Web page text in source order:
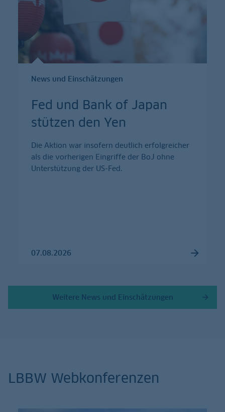
News und Einschätzungen
Fed und Bank of Japan
stützen den Yen
Die Aktion war insofern deutlich erfolgreicher
als die vorherigen Eingriffe der BoJ ohne
Unterstützung der US-Fed.
07.08.2026
Weitere News und Einschätzungen
LBBW Webkonferenzen